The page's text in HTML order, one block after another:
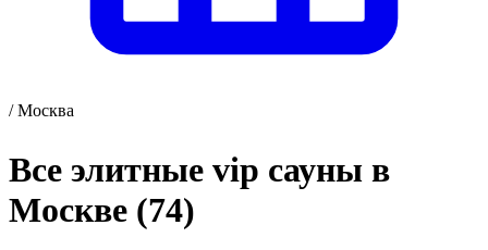
/ Москва
Все элитные vip сауны в
Москве (74)